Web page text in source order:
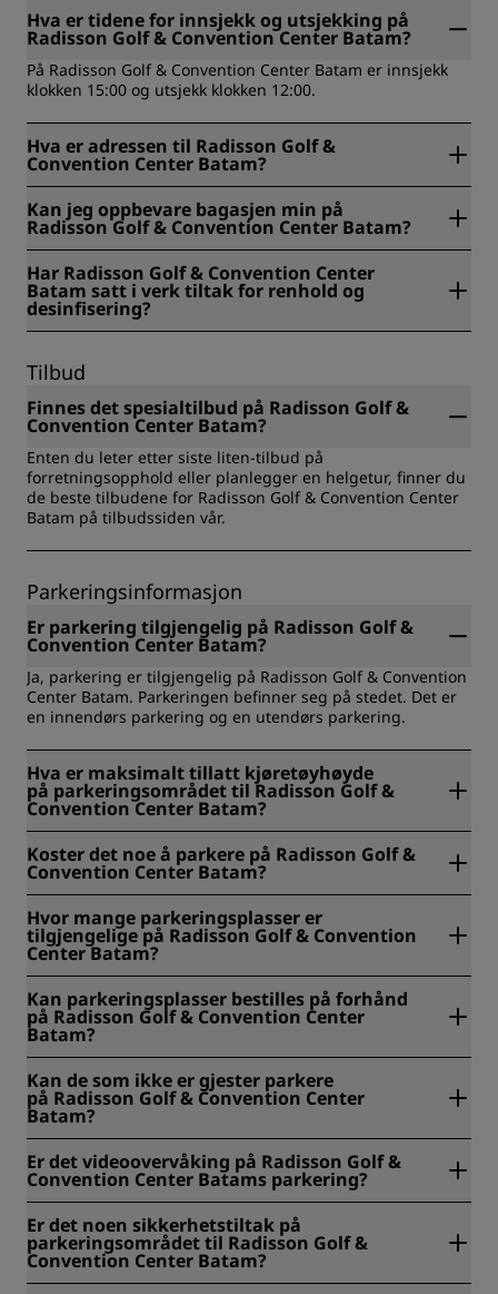
Hva er tidene for innsjekk og utsjekking på
Radisson Golf & Convention Center Batam?
På Radisson Golf & Convention Center Batam er innsjekk
klokken 15:00 og utsjekk klokken 12:00.
Hva er adressen til Radisson Golf &
Convention Center Batam?
Radisson Golf & Convention Center Batam ligger på Bukit
Indah, Sukajadi, Residential Area, Batam, Indonesia.
Kan jeg oppbevare bagasjen min på
Radisson Golf & Convention Center Batam?
Convention Center Batam.
Har Radisson Golf & Convention Center
Batam satt i verk tiltak for renhold og
desinfisering?
desinfiseringstiltak for å sikre gjestenes helse, trygghet og
sikkerhet. Finn ut mer her:
https://www.radissonhotels.com/en-us/social-
responsibility/health-safety
Tilbud
Finnes det spesialtilbud på Radisson Golf &
Convention Center Batam?
Enten du leter etter siste liten-tilbud på
forretningsopphold eller planlegger en helgetur, finner du
de beste tilbudene for Radisson Golf & Convention Center
Batam på tilbudssiden vår.
Parkeringsinformasjon
Er parkering tilgjengelig på Radisson Golf &
Convention Center Batam?
Ja, parkering er tilgjengelig på Radisson Golf & Convention
Center Batam. Parkeringen befinner seg på stedet. Det er
en innendørs parkering og en utendørs parkering.
Hva er maksimalt tillatt kjøretøyhøyde
på parkeringsområdet til Radisson Golf &
Convention Center Batam?
Maksimal tillatt kjøretøyhøyde på Radisson Golf &
Convention Center Batams parkeringsområde er 2,2 m.
Koster det noe å parkere på Radisson Golf &
Convention Center Batam?
Center Batam.
Hvor mange parkeringsplasser er
tilgjengelige på Radisson Golf & Convention
Center Batam?
Radisson Golf & Convention Center Batam har 600
parkeringsplasser tilgjengelig.
Kan parkeringsplasser bestilles på forhånd
på Radisson Golf & Convention Center
Batam?
Radisson Golf & Convention Center Batam.
Kan de som ikke er gjester parkere
på Radisson Golf & Convention Center
Batam?
Nei, de som ikke er gjester kan ikke parkere på Radisson
Golf & Convention Center Batam.
Er det videoovervåking på Radisson Golf &
Convention Center Batams parkering?
Nei, det er ikke videoovervåking på Radisson Golf &
Convention Center Batams parkering.
Er det noen sikkerhetstiltak på
parkeringsområdet til Radisson Golf &
Convention Center Batam?